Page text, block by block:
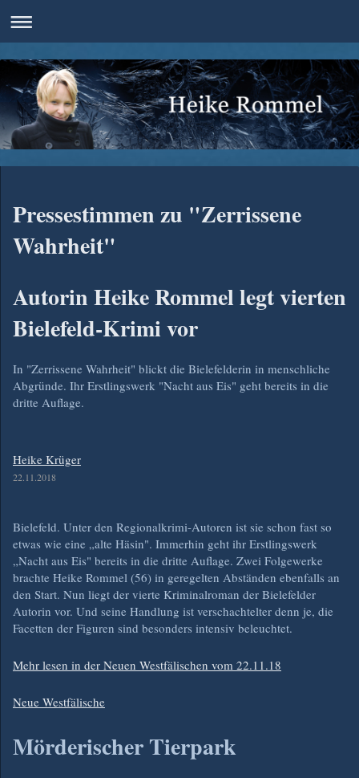
Pressestimmen zu "Zerrissene
Wahrheit"
Autorin Heike Rommel legt vierten
Bielefeld-Krimi vor
In "Zerrissene Wahrheit" blickt die Bielefelderin in menschliche
Abgründe. Ihr Erstlingswerk "Nacht aus Eis" geht bereits in die
dritte Auflage.
Heike Krüger
22.11.2018
Bielefeld. Unter den Regionalkrimi-Autoren ist sie schon fast so
etwas wie eine „alte Häsin". Immerhin geht ihr Erstlingswerk
„Nacht aus Eis" bereits in die dritte Auflage. Zwei Folgewerke
brachte Heike Rommel (56) in geregelten Abständen ebenfalls an
den Start. Nun liegt der vierte Kriminalroman der Bielefelder
Autorin vor. Und seine Handlung ist verschachtelter denn je, die
Facetten der Figuren sind besonders intensiv beleuchtet.
Mehr lesen in der Neuen Westfälischen vom 22.11.18
Neue Westfälische
Mörderischer Tierpark